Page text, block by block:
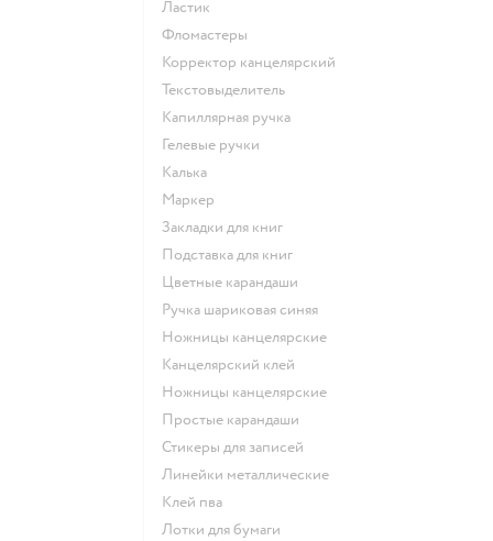
Ластик
Фломастеры
Корректор канцелярский
Текстовыделитель
Капиллярная ручка
Гелевые ручки
Калька
Маркер
Закладки для книг
Подставка для книг
Цветные карандаши
Ручка шариковая синяя
Ножницы канцелярские
Канцелярский клей
Ножницы канцелярские
Простые карандаши
Стикеры для записей
Линейки металлические
Клей пва
Лотки для бумаги